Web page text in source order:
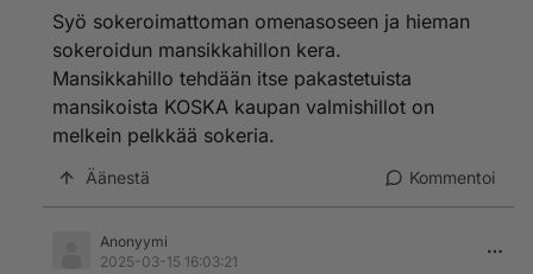
Syö sokeroimattoman omenasoseen ja hieman
sokeroidun mansikkahillon kera.
Mansikkahillo tehdään itse pakastetuista
mansikoista KOSKA kaupan valmishillot on
melkein pelkkää sokeria.
Äänestä Kommentoi
Anonyymi
2025-03-15 16:03:21